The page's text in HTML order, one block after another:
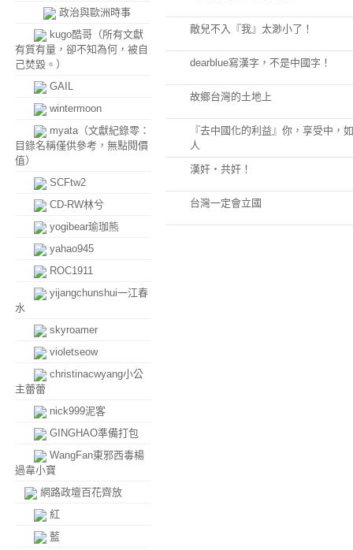
政治與歐洲時事
kugo酷哥（所有文獻
有質有量，卻不知為何，被自
己焚毀。）
GAIL
wintermoon
myata（文獻紀錄零：
目錄名稱僅供參考，無點閱價
值）
SCFtw2
CD-RW林兮
yogibear瑜珈熊
yahao945
ROC1911
yijangchunshui一江春
水
skyroamer
violetseow
christinacwyang小公
主蕾蕾
nick999泥客
GINGHAO準備打包
WangFan東邪西毒楊
過韋小寶
網路政壇百花齊放
紅
藍
敵兒不入『我』太渺小了！
dearblue寫漢字，不是中國字！
故鄉台灣的土地上
『去中國化的利益』你，享受中，
人
漢奸‧共奸！
台灣一定會立國